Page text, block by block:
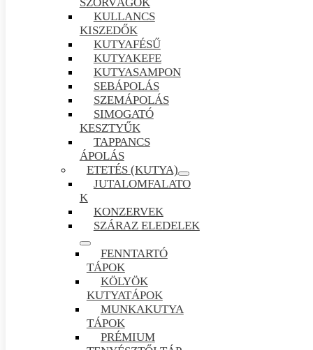
KULLANCS
KISZEDŐK
KUTYAFÉSŰ
KUTYAKEFE
KUTYASAMPON
SEBÁPOLÁS
SZEMÁPOLÁS
SIMOGATÓ
KESZTYŰK
TAPPANCS
ÁPOLÁS
ETETÉS (KUTYA)
JUTALOMFALATO
K
KONZERVEK
SZÁRAZ ELEDELEK
FENNTARTÓ
TÁPOK
KÖLYÖK
KUTYATÁPOK
MUNKAKUTYA
TÁPOK
PRÉMIUM